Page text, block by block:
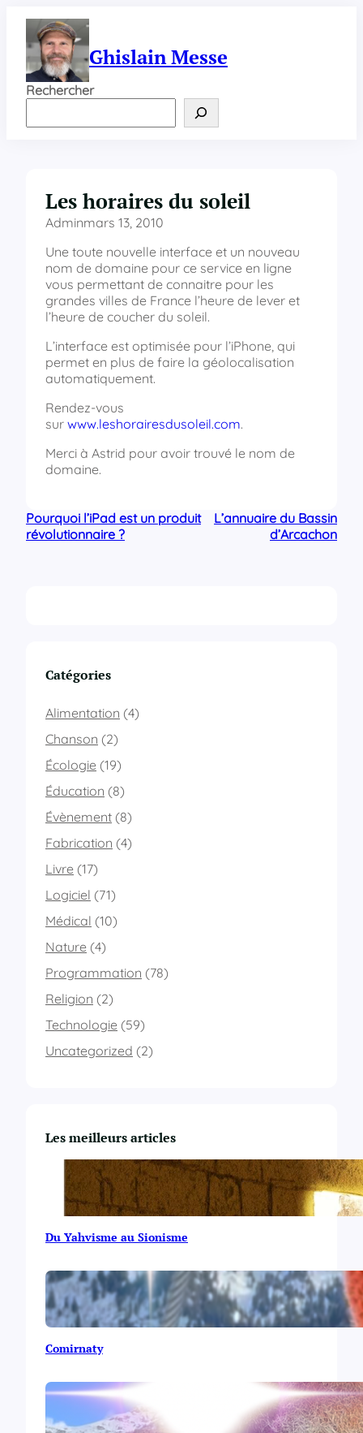
contenu
Ghislain Messe
Rechercher
Les horaires du soleil
Adminmars 13, 2010
Une toute nouvelle interface et un nouveau
nom de domaine pour ce service en ligne
vous permettant de connaitre pour les
grandes villes de France l’heure de lever et
l’heure de coucher du soleil.
L’interface est optimisée pour l’iPhone, qui
permet en plus de faire la géolocalisation
automatiquement.
Rendez-vous
sur www.leshorairesdusoleil.com.
Merci à Astrid pour avoir trouvé le nom de
domaine.
Pourquoi l’iPad est un produit
révolutionnaire ?
L’annuaire du Bassin
d’Arcachon
Catégories
Alimentation (4)
Chanson (2)
Écologie (19)
Éducation (8)
Évènement (8)
Fabrication (4)
Livre (17)
Logiciel (71)
Médical (10)
Nature (4)
Programmation (78)
Religion (2)
Technologie (59)
Uncategorized (2)
Les meilleurs articles
Du Yahvisme au Sionisme
Comirnaty